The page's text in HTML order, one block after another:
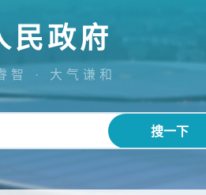
民政府
智 · 大气谦和
搜一下